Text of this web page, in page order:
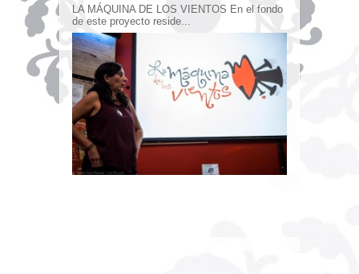
LA MÁQUINA DE LOS VIENTOS En el fondo
de este proyecto reside...